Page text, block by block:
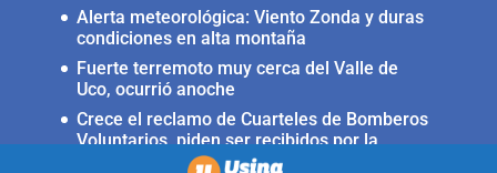
Alerta meteorológica: Viento Zonda y duras
condiciones en alta montaña
Fuerte terremoto muy cerca del Valle de
Uco, ocurrió anoche
Crece el reclamo de Cuarteles de Bomberos
Voluntarios, piden ser recibidos por la